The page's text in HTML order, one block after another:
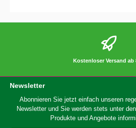
Kostenloser Versand ab
Newsletter
Abonnieren Sie jetzt einfach unseren
Newsletter und Sie werden stets unter
Produkte und Angebote